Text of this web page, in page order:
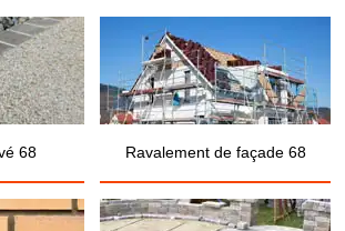
68 Ravalement de façade 68